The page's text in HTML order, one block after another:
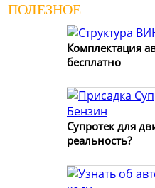
ПОЛЕЗНОЕ
Комплектация
бесплатно
Супротек для
реальность?